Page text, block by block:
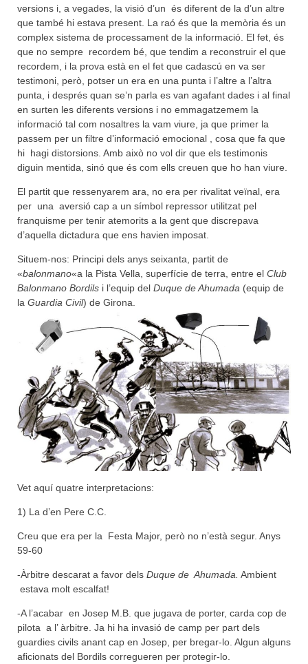
versions i, a vegades, la visió d’un és diferent de la d’un altre
que també hi estava present. La raó és que la memòria és un
complex sistema de processament de la informació. El fet, és
que no sempre recordem bé, que tendim a reconstruir el que
recordem, i la prova està en el fet que cadascú en va ser
testimoni, però, potser un era en una punta i l’altre a l’altra
punta, i després quan se’n parla es van agafant dades i al final
en surten les diferents versions i no emmagatzemem la
informació tal com nosaltres la vam viure, ja que primer la
passem per un filtre d’informació emocional , cosa que fa que
hi hagi distorsions. Amb això no vol dir que els testimonis
diguin mentida, sinó que és com ells creuen que ho han viure.
El partit que ressenyarem ara, no era per rivalitat veïnal, era
per una aversió cap a un símbol repressor utilitzat pel
franquisme per tenir atemorits a la gent que discrepava
d’aquella dictadura que ens havien imposat.
Situem-nos: Principi dels anys seixanta, partit de
«balonmano«a la Pista Vella, superfície de terra, entre el Club
Balonmano Bordils i l’equip del Duque de Ahumada (equip de
la Guardia Civil) de Girona.
Vet aquí quatre interpretacions:
1) La d’en Pere C.C.
Creu que era per la Festa Major, però no n’està segur. Anys
59-60
-Àrbitre descarat a favor dels Duque de Ahumada. Ambient
estava molt escalfat!
-A l’acabar en Josep M.B. que jugava de porter, carda cop de
pilota a l’ àrbitre. Ja hi ha invasió de camp per part dels
guardies civils anant cap en Josep, per bregar-lo. Algun alguns
aficionats del Bordils corregueren per protegir-lo.